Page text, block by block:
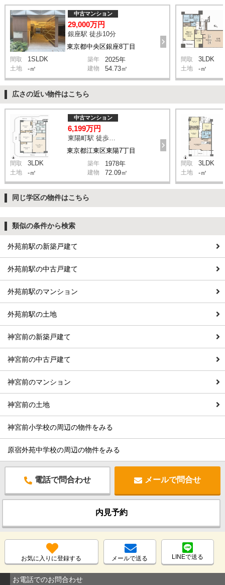
東京都中央区銀座8丁目
中古マンション
29,000万円
銀座駅 徒歩10分
間取 1SLDK 築年 2025年
土地 -㎡ 建物 54.73㎡
間取 3LDK
土地 -㎡
広さの近い物件はこちら
東京都江東区東陽7丁目
中古マンション
6,199万円
間取 3LDK 築年 1978年
土地 -㎡ 建物 72.09㎡
間取 3LDK
土地 -㎡
同じ学区の物件はこちら
類似の条件から検索
外苑前駅の新築戸建て
外苑前駅の中古戸建て
外苑前駅のマンション
外苑前駅の土地
神宮前の新築戸建て
神宮前の中古戸建て
神宮前のマンション
神宮前の土地
神宮前小学校の周辺の物件をみる
原宿外苑中学校の周辺の物件をみる
電話で問合わせ メールで問合せ
内見予約
お気に入りに登録する メールで送る LINEで送る
お電話でのお問合わせ